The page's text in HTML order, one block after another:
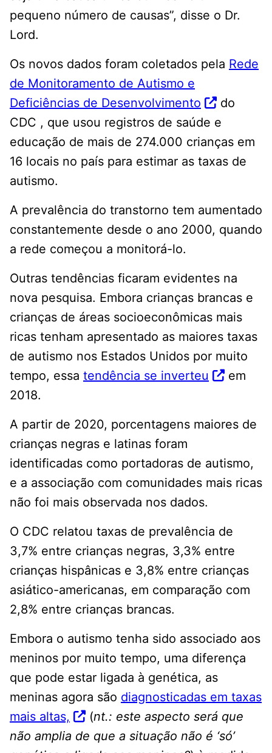
pequeno número de causas”, disse o Dr.
Lord.
Os novos dados foram coletados pela Rede
de Monitoramento de Autismo e
Deficiências de Desenvolvimento
do
CDC , que usou registros de saúde e
educação de mais de 274.000 crianças em
16 locais no país para estimar as taxas de
autismo.
A prevalência do transtorno tem aumentado
constantemente desde o ano 2000, quando
a rede começou a monitorá-lo.
Outras tendências ficaram evidentes na
nova pesquisa. Embora crianças brancas e
crianças de áreas socioeconômicas mais
ricas tenham apresentado as maiores taxas
de autismo nos Estados Unidos por muito
tempo, essa tendência se inverteu
em
2018.
A partir de 2020, porcentagens maiores de
crianças negras e latinas foram
identificadas como portadoras de autismo,
e a associação com comunidades mais ricas
não foi mais observada nos dados.
O CDC relatou taxas de prevalência de
3,7% entre crianças negras, 3,3% entre
crianças hispânicas e 3,8% entre crianças
asiático-americanas, em comparação com
2,8% entre crianças brancas.
Embora o autismo tenha sido associado aos
meninos por muito tempo, uma diferença
que pode estar ligada à genética, as
meninas agora são diagnosticadas em taxas
mais altas,
(nt.: este aspecto será que
não amplia de que a situação não é ‘só’